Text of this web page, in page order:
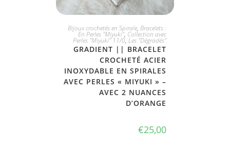
JE L'ADOPTE
Bijoux crochetés en Spirale, Bracelets :
En Perles "Miyuki", Collection avec
Perles "Miyuki" 11/0, Les "Dégradés"
GRADIENT || BRACELET
CROCHETÉ ACIER
INOXYDABLE EN SPIRALES
AVEC PERLES « MIYUKI » –
AVEC 2 NUANCES
D’ORANGE
€25,00